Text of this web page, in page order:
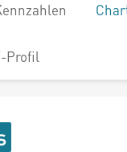
Profil